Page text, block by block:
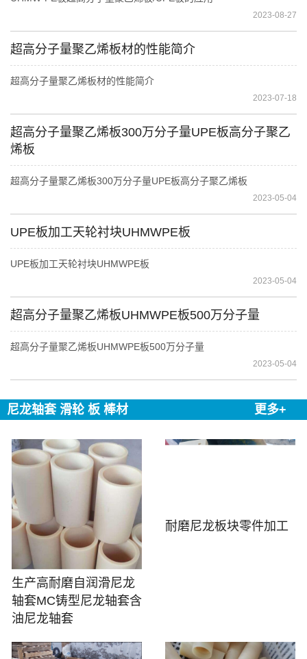
2023-08-27
超高分子量聚乙烯板材的性能简介
超高分子量聚乙烯板材的性能简介
2023-07-18
超高分子量聚乙烯板300万分子量UPE板高分子聚乙
烯板
超高分子量聚乙烯板300万分子量UPE板高分子聚乙烯板
2023-05-04
UPE板加工天轮衬块UHMWPE板
UPE板加工天轮衬块UHMWPE板
2023-05-04
超高分子量聚乙烯板UHMWPE板500万分子量
超高分子量聚乙烯板UHMWPE板500万分子量
2023-05-04
尼龙轴套 滑轮 板 棒材 更多+
生产高耐磨自润滑尼龙
轴套MC铸型尼龙轴套含
油尼龙轴套
耐磨尼龙板块零件加工